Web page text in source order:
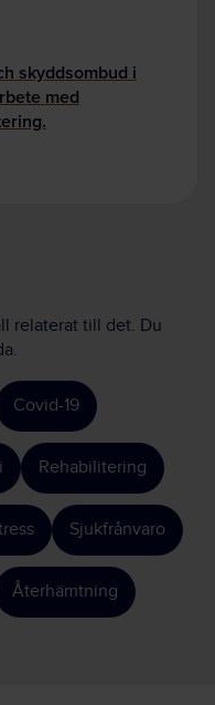
skyddsombud i
med
relaterat till det. Du
Covid-19
Rehabilitering
Sjukfrånvaro
Återhämtning